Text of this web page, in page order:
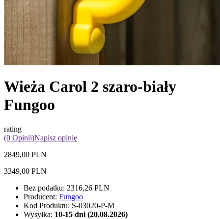
Wieża Carol 2 szaro-biały
Fungoo
rating
(0 Opinii)Napisz opinię
2849,00 PLN
3349,00 PLN
Bez podatku: 2316,26 PLN
Producent: Fungoo
Kod Produktu: S-03020-P-M
Wysyłka: 10-15 dni (20.08.2026)